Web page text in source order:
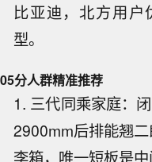
比亚迪，北方用
型。
05分人群精准推荐
1. 三代同乘家庭：
2900mm后排能翘
李箱，唯一短板是中